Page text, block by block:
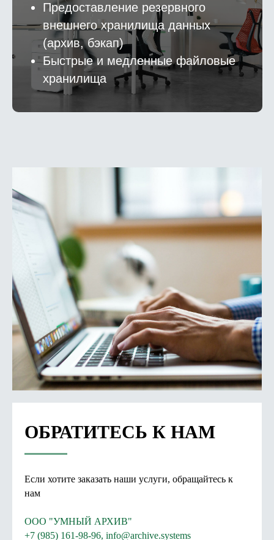
Предоставление резервного
внешнего хранилища данных
(архив, бэкап)
Быстрые и медленные файловые
хранилища
ОБРАТИТЕСЬ К НАМ
Если хотите заказать наши услуги, обращайтесь к
нам
ООО "УМНЫЙ АРХИВ"
+7 (985) 161-98-96, info@archive.systems